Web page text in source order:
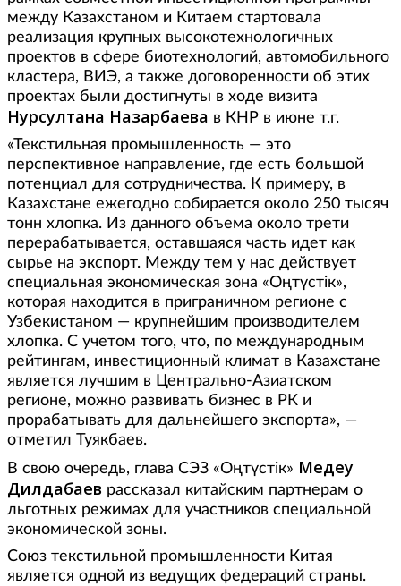
между Казахстаном и Китаем стартовала
реализация крупных высокотехнологичных
проектов в сфере биотехнологий, автомобильного
кластера, ВИЭ, а также договоренности об этих
проектах были достигнуты в ходе визита
Нурсултана Назарбаева в КНР в июне т.г.
«Текстильная промышленность — это
перспективное направление, где есть большой
потенциал для сотрудничества. К примеру, в
Казахстане ежегодно собирается около 250 тысяч
тонн хлопка. Из данного объема около трети
перерабатывается, оставшаяся часть идет как
сырье на экспорт. Между тем у нас действует
специальная экономическая зона «Оңтүстік»,
которая находится в приграничном регионе с
Узбекистаном — крупнейшим производителем
хлопка. С учетом того, что, по международным
рейтингам, инвестиционный климат в Казахстане
является лучшим в Центрально-Азиатском
регионе, можно развивать бизнес в РК и
прорабатывать для дальнейшего экспорта», —
отметил Туякбаев.
В свою очередь, глава СЭЗ «Оңтүстік» Медеу
Дилдабаев рассказал китайским партнерам о
льготных режимах для участников специальной
экономической зоны.
Союз текстильной промышленности Китая
является одной из ведущих федераций страны.